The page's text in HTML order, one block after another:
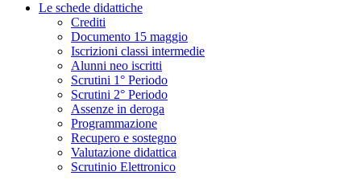
Le schede didattiche
Crediti
Documento 15 maggio
Iscrizioni classi intermedie
Alunni neo iscritti
Scrutini 1° Periodo
Scrutini 2° Periodo
Assenze in deroga
Programmazione
Recupero e sostegno
Valutazione didattica
Scrutinio Elettronico